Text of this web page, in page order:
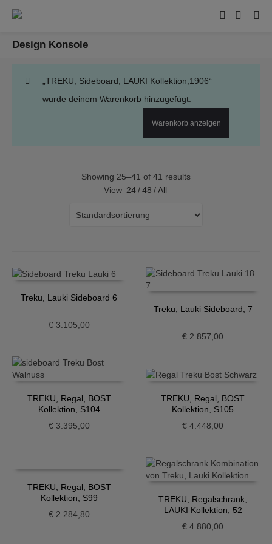
Design Konsole
„TREKU, Sideboard, LAUKI Kollektion,1906“
wurde deinem Warenkorb hinzugefügt.
Warenkorb anzeigen
Showing 25–41 of 41 results
View 24 / 48 / All
Treku, Lauki Sideboard 6
€3.105,00
Treku, Lauki Sideboard, 7
€ 2.857,00
TREKU, Regal, BOST
Kollektion, S104
€3.395,00
TREKU, Regal, BOST
Kollektion, S105
€ 4.448,00
TREKU, Regal, BOST
Kollektion, S99
€2.284,80
TREKU, Regalschrank,
LAUKI Kollektion, 52
€ 4.880,00